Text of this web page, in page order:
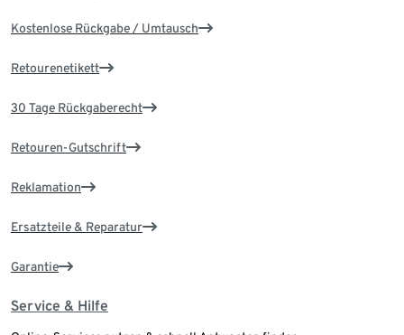
Kostenlose Rückgabe / Umtausch
Retourenetikett
30 Tage Rückgaberecht
Retouren-Gutschrift
Reklamation
Ersatzteile & Reparatur
Garantie
Service & Hilfe